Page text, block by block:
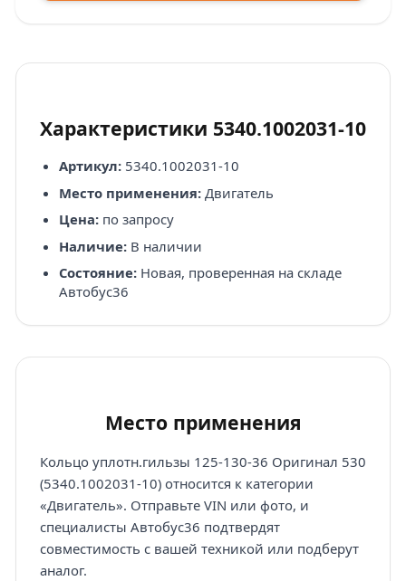
Характеристики 5340.1002031-10
Артикул:5340.1002031-10
Место применения:Двигатель
Цена:по запросу
Наличие:В наличии
Состояние:Новая, проверенная на складе
Автобус36
Место применения
Кольцо уплотн.гильзы 125-130-36 Оригинал 530
(5340.1002031-10) относится к категории
«Двигатель». Отправьте VIN или фото, и
специалисты Автобус36 подтвердят
совместимость с вашей техникой или подберут
аналог.